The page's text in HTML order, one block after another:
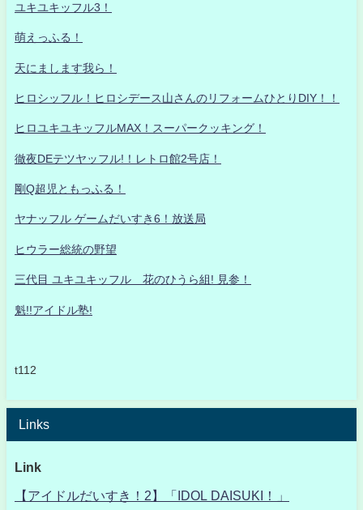
ユキユキッフル3！
萌えっふる！
天にまします我ら！
ヒロシッフル！ヒロシデース山さんのリフォームひとりDIY！！
ヒロユキユキッフルMAX！スーパークッキング！
徹夜DEテツヤッフル!！レトロ館2号店！
剛Q超児ともっふる！
ヤナッフル ゲームだいすき6！放送局
ヒウラー総統の野望
三代目 ユキユキッフル 花のひうら組! 見参！
魁!!アイドル塾!
t112
Links
Link
【アイドルだいすき！2】「IDOL DAISUKI！」